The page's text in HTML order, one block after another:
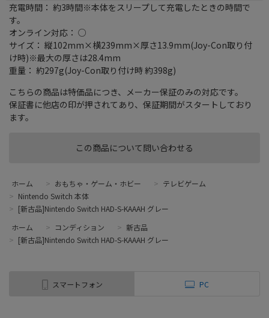
この商品について問い合わせる
充電時間： 約3時間※本体をスリープして充電したときの時間で
す。
オンライン対応： ○
サイズ： 縦102mm×横239mm×厚さ13.9mm(Joy-Con取り付
け時)※最大の厚さは28.4mm
重量： 約297g(Joy-Con取り付け時 約398g)
こちらの商品は特価品につき、メーカー保証のみの対応です。
保証書に他店の印が押されてあり、保証期間がスタートしており
ます。
ホーム > おもちゃ・ゲーム・ホビー > テレビゲーム
> Nintendo Switch 本体
> [新古品]Nintendo Switch HAD-S-KAAAH グレー
ホーム
> コンディション > 新古品
> [新古品]Nintendo Switch HAD-S-KAAAH グレー
スマートフォン PC